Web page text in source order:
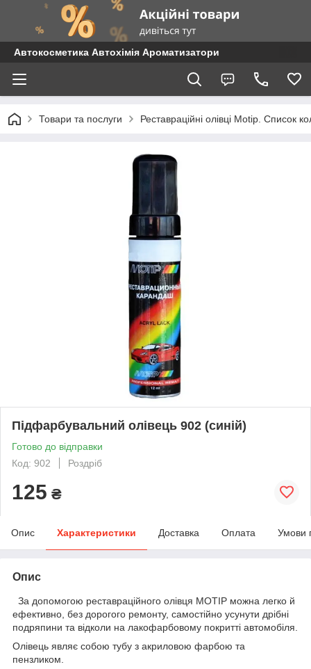
Автокосметика Автохімія Ароматизатори
Товари та послуги Реставраційні олівці Motip. Список
Підфарбувальний олівець 902 (синій)
Готово до відправки
Код: 902
Роздріб
125 ₴
Опис Характеристики Доставка Оплата Умови
Опис
За допомогою реставраційного олівця MOTIP можна легко й
ефективно, без дорогого ремонту, самостійно усунути дрібні
подряпини та відколи на лакофарбовому покритті автомобіля.
Олівець являє собою тубу з акриловою фарбою та
пензликом.